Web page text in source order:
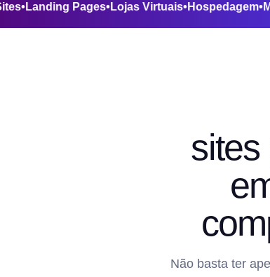
de Sites•Landing Pages•Lojas Virtuais•
sites
Não basta ter